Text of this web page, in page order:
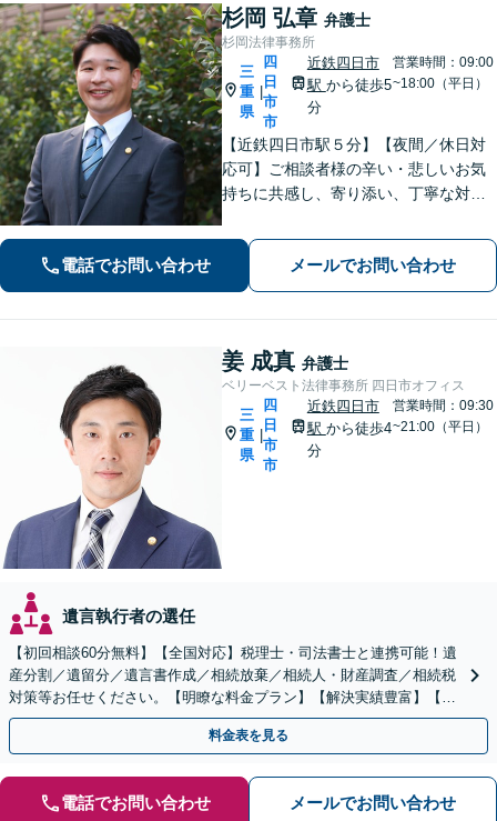
杉岡 弘章 弁護士
杉岡法律事務所
三
重
県
四
日
市
市
近鉄四日市
駅 から徒歩5
分
営業時間：09:00
~18:00（平日）
【近鉄四日市駅５分】【夜間／休日対
応可】ご相談者様の辛い・悲しいお気
持ちに共感し、寄り添い、丁寧な対応
相続／刑事事件など、幅広く対応【地
域に根ざした弁護士】お気軽にお問い
合わせください。
電話でお問い合わせ メールでお問い合わせ
姜 成真 弁護士
ベリーベスト法律事務所 四日市オフィス
三
重
県
四
日
市
市
近鉄四日市
駅 から徒歩4
分
営業時間：09:30
~21:00（平日）
遺言執行者の選任
【初回相談60分無料】【全国対応】税理士・司法書士と連携可能！遺
産分割／遺留分／遺言書作成／相続放棄／相続人・財産調査／相続税
対策等お任せください。【明瞭な料金プラン】【解決実績豊富】【電
話相談可】
料金表を見る
電話でお問い合わせ メールでお問い合わせ